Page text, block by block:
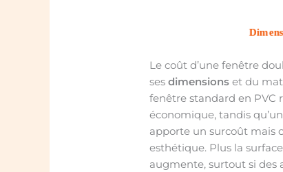
Le coût d’une fenêtre
sesdimensions et du
fenêtre standard en PVC
économique, tandis
apporte un surcoût mais
esthétique. Plus la
augmente, surtout si des